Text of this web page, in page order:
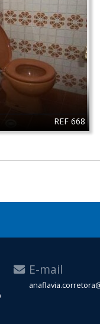
REF 668
E-mail